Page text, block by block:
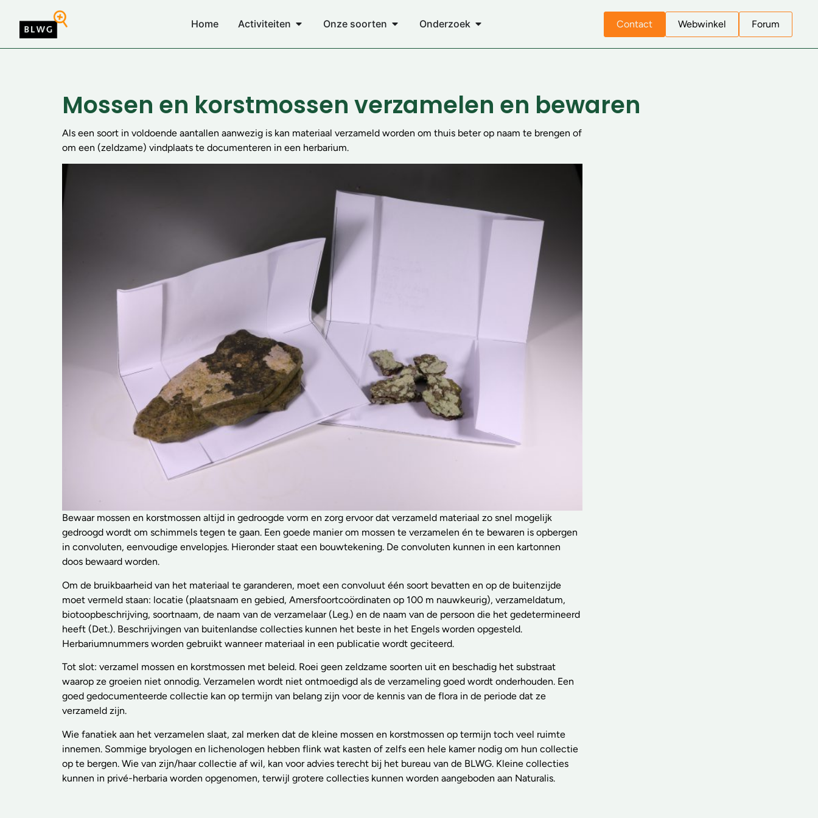
Home Activiteiten Onze soorten Onderzoek Contact Webwinkel Forum
Mossen en korstmossen verzamelen en bewaren
Als een soort in voldoende aantallen aanwezig is kan materiaal verzameld worden om thuis beter op naam te brengen of
om een (zeldzame) vindplaats te documenteren in een herbarium.
Bewaar mossen en korstmossen altijd in gedroogde vorm en zorg ervoor dat verzameld materiaal zo snel mogelijk
gedroogd wordt om schimmels tegen te gaan. Een goede manier om mossen te verzamelen én te bewaren is opbergen
in convoluten, eenvoudige envelopjes. Hieronder staat een bouwtekening. De convoluten kunnen in een kartonnen
doos bewaard worden.
Om de bruikbaarheid van het materiaal te garanderen, moet een convoluut één soort bevatten en op de buitenzijde
moet vermeld staan: locatie (plaatsnaam en gebied, Amersfoortcoördinaten op 100 m nauwkeurig), verzameldatum,
biotoopbeschrijving, soortnaam, de naam van de verzamelaar (Leg.) en de naam van de persoon die het gedetermineerd
heeft (Det.). Beschrijvingen van buitenlandse collecties kunnen het beste in het Engels worden opgesteld.
Herbariumnummers worden gebruikt wanneer materiaal in een publicatie wordt geciteerd.
Tot slot: verzamel mossen en korstmossen met beleid. Roei geen zeldzame soorten uit en beschadig het substraat
waarop ze groeien niet onnodig. Verzamelen wordt niet ontmoedigd als de verzameling goed wordt onderhouden. Een
goed gedocumenteerde collectie kan op termijn van belang zijn voor de kennis van de flora in de periode dat ze
verzameld zijn.
Wie fanatiek aan het verzamelen slaat, zal merken dat de kleine mossen en korstmossen op termijn toch veel ruimte
innemen. Sommige bryologen en lichenologen hebben flink wat kasten of zelfs een hele kamer nodig om hun collectie
op te bergen. Wie van zijn/haar collectie af wil, kan voor advies terecht bij het bureau van de BLWG. Kleine collecties
kunnen in privé-herbaria worden opgenomen, terwijl grotere collecties kunnen worden aangeboden aan Naturalis.